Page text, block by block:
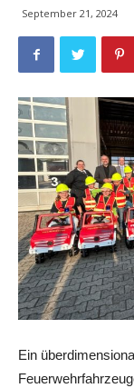
September 21, 2024
Ein